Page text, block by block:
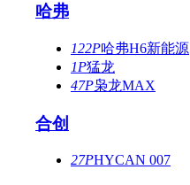
哈弗
122P哈弗H6新能源
1P猛龙
47P枭龙MAX
合创
27PHYCAN 007